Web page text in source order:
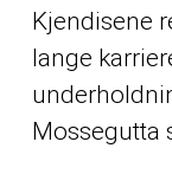
Kjendisene
lange
Mossegutta